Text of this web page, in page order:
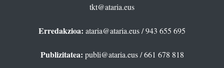
tkt@ataria.eus
Erredakzioa: ataria@ataria.eus/ 943 655 695
Publizitatea: publi@ataria.eus/ 661 678 818